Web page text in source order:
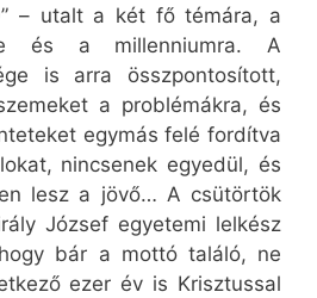
– utalt a két fő témára, a
és a millenniumra. A
is arra összpontosított,
a problémákra, és
egymás felé fordítva
nincsenek egyedül, és
lesz a jövő… A csütörtök
József egyetemi lelkész
bár a mottó találó, ne
ezer év is Krisztussal